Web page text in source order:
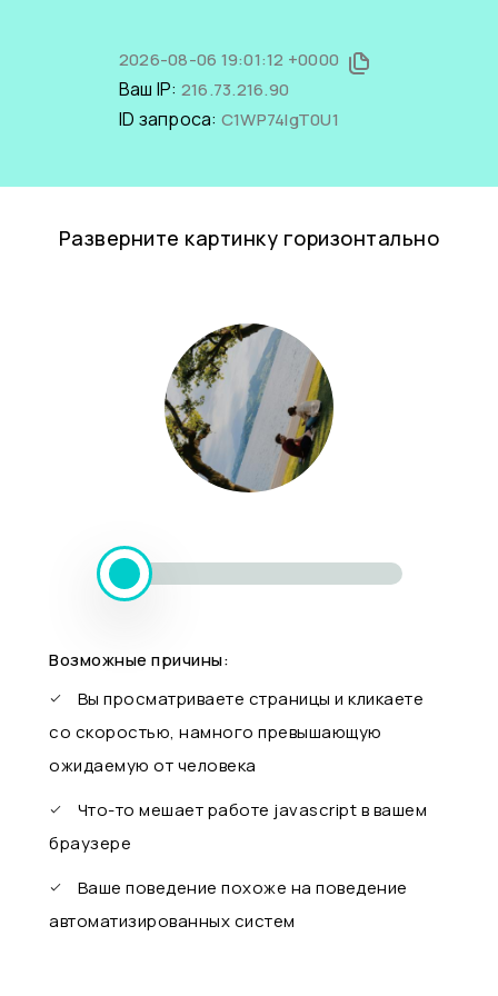
2026-08-06 19:01:12 +0000
Ваш IP: 216.73.216.90
ID запроса: C1WP74IgT0U1
Разверните картинку горизонтально
Возможные причины:
Вы просматриваете страницы и кликаете
со скоростью, намного превышающую
ожидаемую от человека
Что-то мешает работе javascript в вашем
браузере
Ваше поведение похоже на поведение
автоматизированных систем